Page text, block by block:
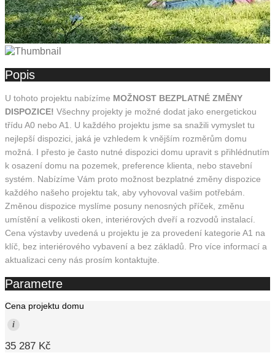
Popis
U tohoto projektu nabízíme MOŽNOST BEZPLATNÉ ZMĚNY
DISPOZICE! Všechny projekty je možné dodat jako energetickou
třídu A0 nebo A1. U každého projektu jsme sa snažili vymyslet tu
nejlepší dispozici, jaká je vzhledem k vnějším rozměrům domu
možná. I přesto je často nutné dispozici domu upravit s přihlédnutím
k osazení domu na pozemek, preference klienta, nebo stavební
systém. Nabízíme Vám proto možnost bezplatné změny dispozice
každého našeho projektu tak, aby vyhovoval vašim potřebám.
Změnou dispozice myslíme posuny nenosných příček, změnu
umístění a velikosti oken, interiérových dveří a rozvodů instalací.
Cena výstavby uvedená u projektu je za provedení kategorie A1 na
klíč, bez interiérového vybavení a bez základů. Pro více informací a
aktualizaci ceny nás prosím kontaktujte.
Parametre
Cena projektu domu
i
35 287 Kč